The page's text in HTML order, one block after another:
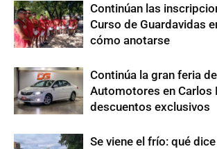
Continúan las
Curso de Guardavidas
cómo anotarse
Continúa la gran feria
Automotores en Carlos
descuentos exclusivos
Se viene el frío: qué